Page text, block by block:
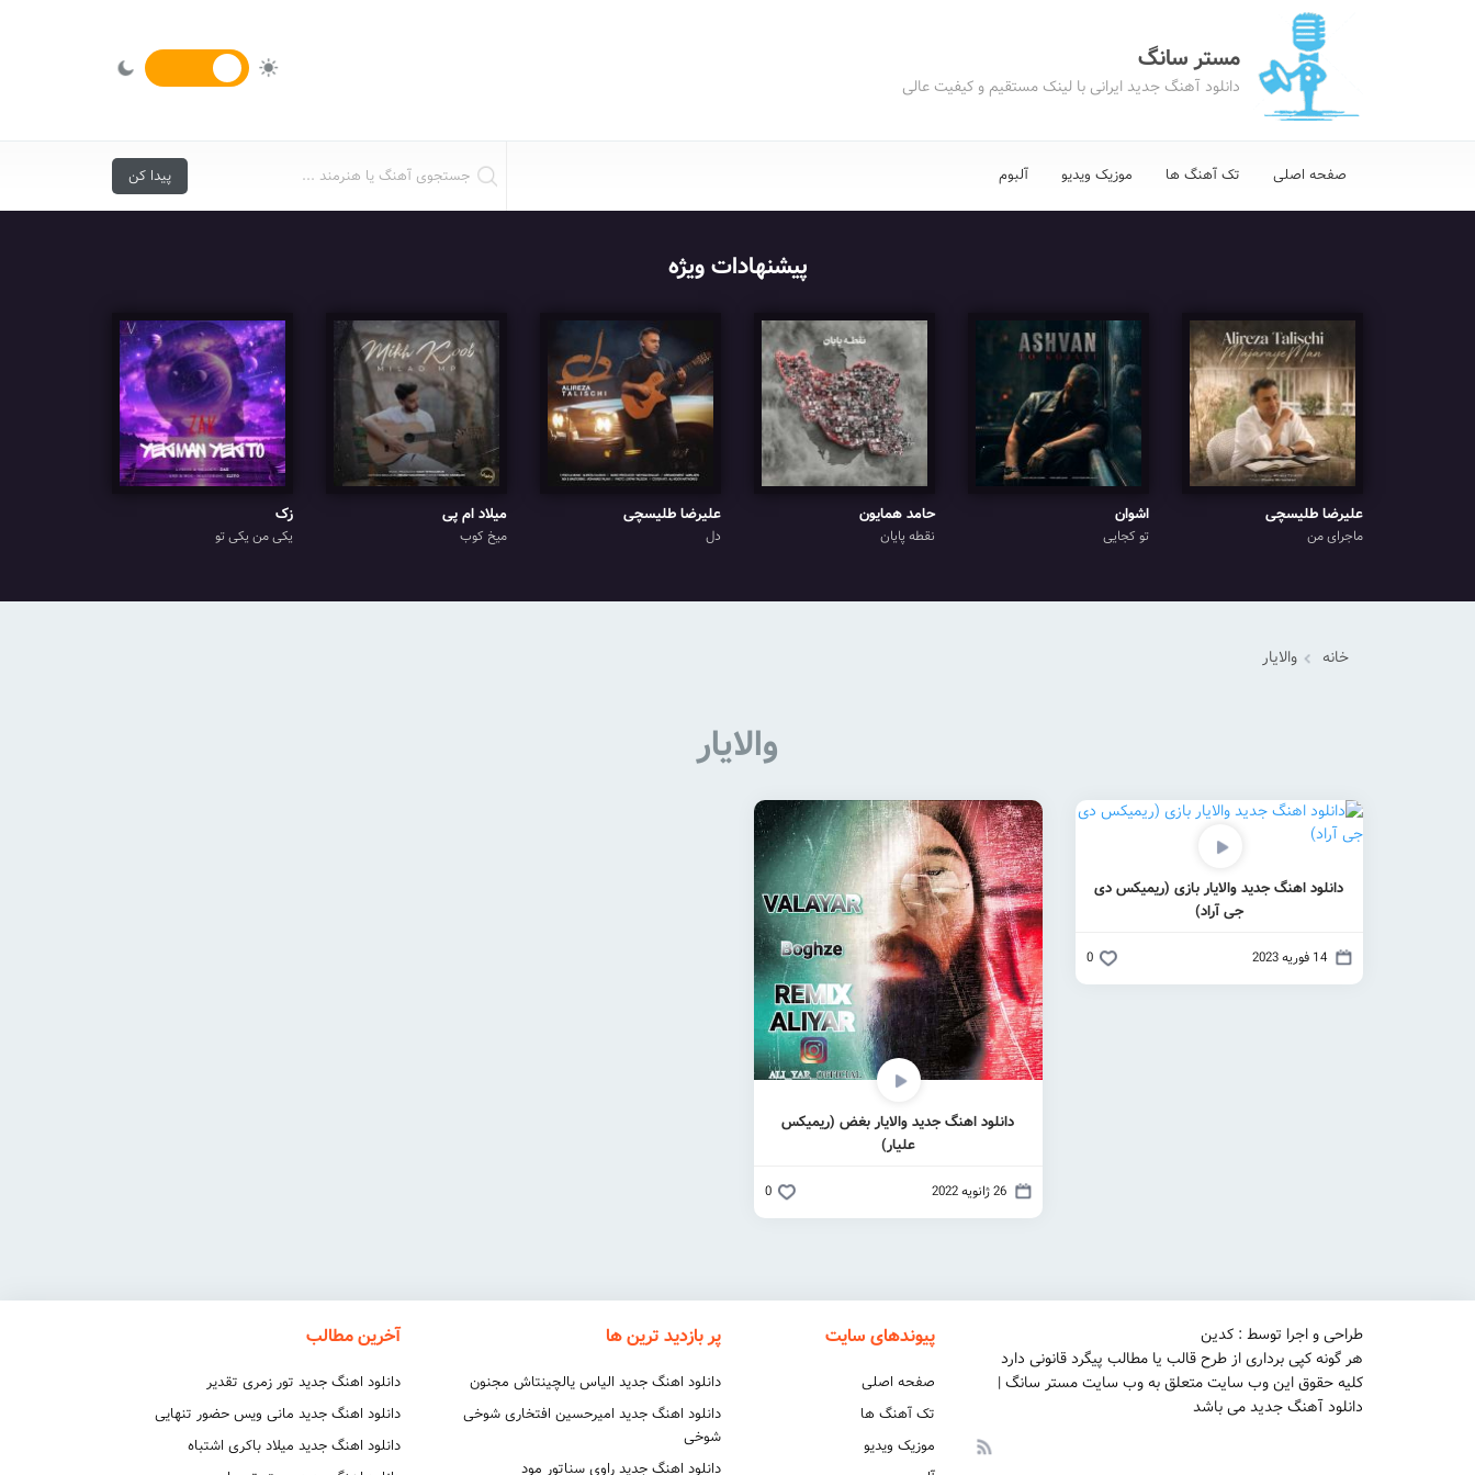
مستر سانگ
دانلود آهنگ جدید ایرانی با لینک مستقیم و کیفیت عالی
صفحه اصلی تک آهنگ ها موزیک ویدیو آلبوم
پیشنهادات ویژه
علیرضا طلیسچی
ماجرای من
اشوان
تو کجایی
حامد همایون
نقطه پایان
علیرضا طلیسچی
دل
میلاد ام پی
میخ کوب
زک
یکی من یکی تو
خانه والایار
والایار
دانلود اهنگ جدید والایار بازی (ریمیکس دی
جی آراد)
14 فوریه 2023 0
دانلود اهنگ جدید والایار بغض (ریمیکس
علیار)
26 ژانویه 2022 0
طراحی و اجرا توسط : کدین
هر گونه کپی برداری از طرح قالب یا مطالب پیگرد قانونی دارد
کلیه حقوق این وب سایت متعلق به وب سایت مستر سانگ |
دانلود آهنگ جدید می باشد
پیوندهای سایت
صفحه اصلی
تک آهنگ ها
موزیک ویدیو
پر بازدید ترین ها
دانلود اهنگ جدید الیاس یالچینتاش مجنون
دانلود اهنگ جدید امیرحسین افتخاری شوخی
شوخی
دانلود اهنگ جدید راوی سناتور مود
آخرین مطالب
دانلود اهنگ جدید تور زمری تقدیر
دانلود اهنگ جدید مانی ویس حضور تنهایی
دانلود اهنگ جدید میلاد باکری اشتباه